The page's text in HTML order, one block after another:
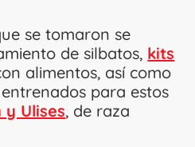
se tomaron se
de silbatos, kits
alimentos, así como
para estos
y Ulises, de raza